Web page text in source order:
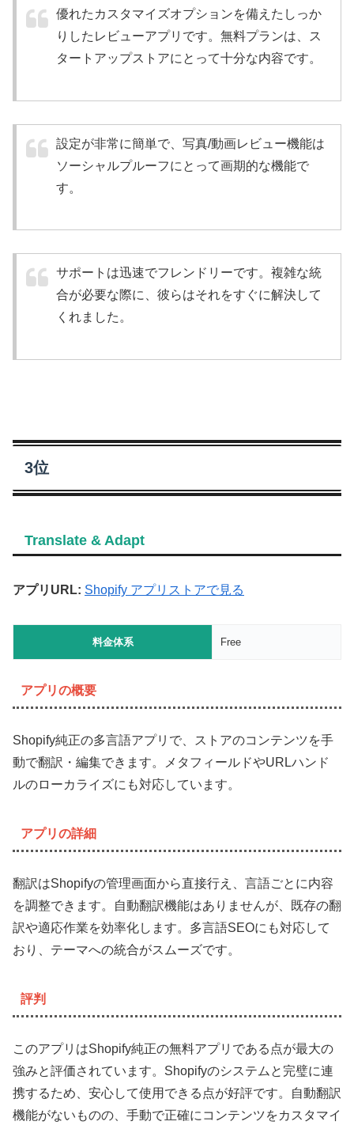
優れたカスタマイズオプションを備えたしっか
りしたレビューアプリです。無料プランは、ス
タートアップストアにとって十分な内容です。
設定が非常に簡単で、写真/動画レビュー機能は
ソーシャルプルーフにとって画期的な機能で
す。
サポートは迅速でフレンドリーです。複雑な統
合が必要な際に、彼らはそれをすぐに解決して
くれました。
3位
Translate & Adapt
アプリURL: Shopify アプリストアで見る
料金体系 Free
アプリの概要
Shopify純正の多言語アプリで、ストアのコンテンツを手
動で翻訳・編集できます。メタフィールドやURLハンド
ルのローカライズにも対応しています。
アプリの詳細
翻訳はShopifyの管理画面から直接行え、言語ごとに内容
を調整できます。自動翻訳機能はありませんが、既存の翻
訳や適応作業を効率化します。多言語SEOにも対応して
おり、テーマへの統合がスムーズです。
評判
このアプリはShopify純正の無料アプリである点が最大の
強みと評価されています。Shopifyのシステムと完璧に連
携するため、安心して使用できる点が好評です。自動翻訳
機能がないものの、手動で正確にコンテンツをカスタマイ